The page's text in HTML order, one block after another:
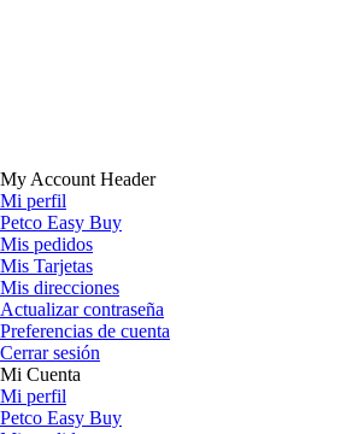
My Account Header
Mi perfil
Petco Easy Buy
Mis pedidos
Mis Tarjetas
Mis direcciones
Actualizar contraseña
Preferencias de cuenta
Cerrar sesión
Mi Cuenta
Mi perfil
Petco Easy Buy